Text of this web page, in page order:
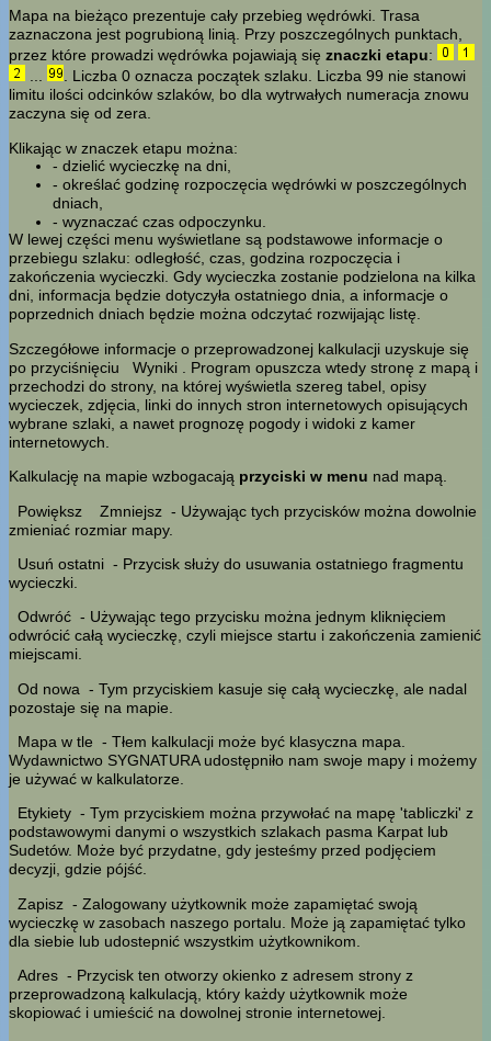
Mapa na bieżąco prezentuje cały przebieg wędrówki. Trasa
zaznaczona jest pogrubioną linią. Przy poszczególnych punktach,
przez które prowadzi wędrówka pojawiają się znaczki etapu:
. Liczba 0 oznacza początek szlaku. Liczba 99 nie stanowi
limitu ilości odcinków szlaków, bo dla wytrwałych numeracja znowu
zaczyna się od zera.
Klikając w znaczek etapu można:
- dzielić wycieczkę na dni,
- określać godzinę rozpoczęcia wędrówki w poszczególnych
dniach,
- wyznaczać czas odpoczynku.
W lewej części menu wyświetlane są podstawowe informacje o
przebiegu szlaku: odległość, czas, godzina rozpoczęcia i
zakończenia wycieczki. Gdy wycieczka zostanie podzielona na kilka
dni, informacja będzie dotyczyła ostatniego dnia, a informacje o
poprzednich dniach będzie można odczytać rozwijając listę.
Szczegółowe informacje o przeprowadzonej kalkulacji uzyskuje się
po przyciśnięciu
Wyniki
. Program opuszcza wtedy stronę z mapą i
przechodzi do strony, na której wyświetla szereg tabel, opisy
wycieczek, zdjęcia, linki do innych stron internetowych opisujących
wybrane szlaki, a nawet prognozę pogody i widoki z kamer
internetowych.
Kalkulację na mapie wzbogacają przyciski w menu nad mapą.
Powiększ
Zmniejsz - Używając tych przycisków można dowolnie
zmieniać rozmiar mapy.
Usuń ostatni - Przycisk służy do usuwania ostatniego fragmentu
wycieczki.
Odwróć - Używając tego przycisku można jednym kliknięciem
odwrócić całą wycieczkę, czyli miejsce startu i zakończenia zamienić
miejscami.
Od nowa - Tym przyciskiem kasuje się całą wycieczkę, ale nadal
pozostaje się na mapie.
Mapa w tle - Tłem kalkulacji może być klasyczna mapa.
Wydawnictwo SYGNATURA udostępniło nam swoje mapy i możemy
je używać w kalkulatorze.
Etykiety - Tym przyciskiem można przywołać na mapę 'tabliczki' z
podstawowymi danymi o wszystkich szlakach pasma Karpat lub
Sudetów. Może być przydatne, gdy jesteśmy przed podjęciem
decyzji, gdzie pójść.
Zapisz - Zalogowany użytkownik może zapamiętać swoją
wycieczkę w zasobach naszego portalu. Może ją zapamiętać tylko
dla siebie lub udostepnić wszystkim użytkownikom.
Adres - Przycisk ten otworzy okienko z adresem strony z
przeprowadzoną kalkulacją, który każdy użytkownik może
skopiować i umieścić na dowolnej stronie internetowej.